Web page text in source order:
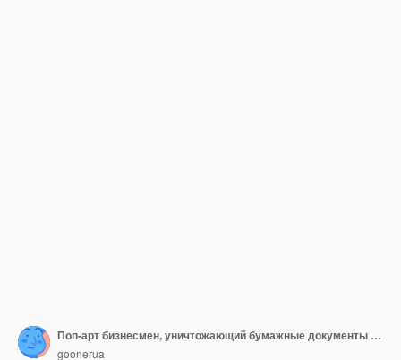
Поп-арт бизнесмен, уничтожающий бумажные документы в шредере
goonerua